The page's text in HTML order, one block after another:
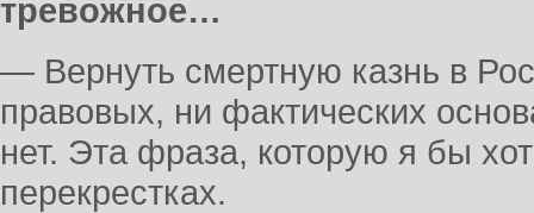
тревожное…
— Вернуть смертную казнь в
правовых, ни фактических
нет. Эта фраза, которую я бы
перекрестках.